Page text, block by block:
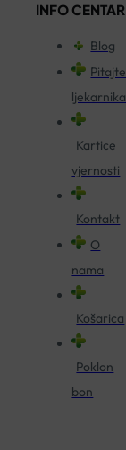
INFO CENTAR
Blog
Pitajte
ljekarnika
Kartice
vjernosti
Kontakt
O
nama
Košarica
Poklon
bon